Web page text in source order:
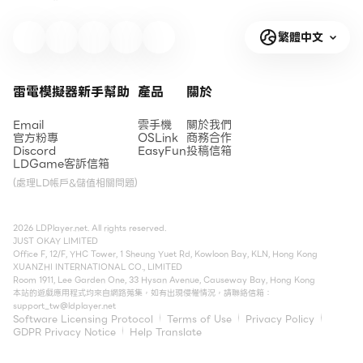
繁體中文
雷電模擬器新手幫助
Email
官方粉專
Discord
LDGame客訴信箱
(處理LD帳戶&儲值相關問題)
產品
雲手機
OSLink
EasyFun
關於
關於我們
商務合作
投稿信箱
2026 LDPlayer.net. All rights reserved.
JUST OKAY LIMITED
Office F, 12/F, YHC Tower, 1 Sheung Yuet Rd, Kowloon Bay, KLN, Hong Kong
XUANZHI INTERNATIONAL CO., LIMITED
Room 1911, Lee Garden One, 33 Hysan Avenue, Causeway Bay, Hong Kong
本站的遊戲應用程式均來自網路蒐集，如有出現侵權情況，請聯絡信箱：
support_tw@ldplayer.net
Software Licensing Protocol Terms of Use
Privacy Policy
GDPR Privacy Notice
Help Translate